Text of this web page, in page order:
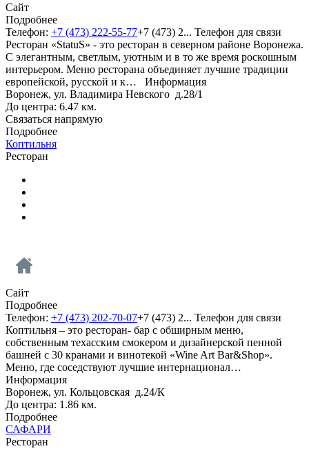
Сайт
Подробнее
Телефон: +7 (473) 222-55-77+7 (473) 2... Телефон для связи
Ресторан «StatuS» - это ресторан в северном районе Воронежа.
С элегантным, светлым, уютным и в то же время роскошным
интерьером. Меню ресторана объединяет лучшие традиции
европейской, русской и к… Информация
Воронеж, ул. Владимира Невского д.28/1
До центра: 6.47 км.
Связаться напрямую
Подробнее
Коптильня
Ресторан
Сайт
Подробнее
Телефон: +7 (473) 202-70-07+7 (473) 2... Телефон для связи
Коптильня – это ресторан- бар с обширным меню,
собственным техасским смокером и дизайнерской пенной
башней с 30 кранами и винотекой «Wine Art Bar&Shop».
Меню, где соседствуют лучшие интернационал…
Информация
Воронеж, ул. Кольцовская д.24/К
До центра: 1.86 км.
Подробнее
САФАРИ
Ресторан